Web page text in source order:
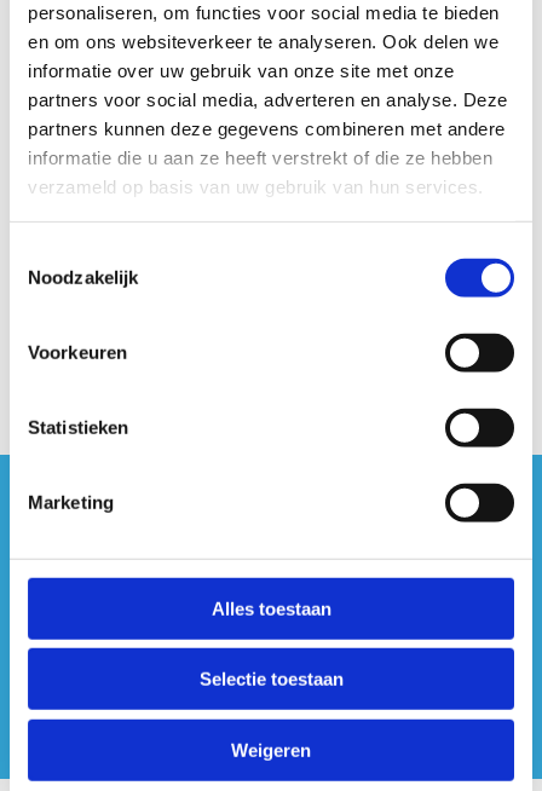
personaliseren, om functies voor social media te bieden
en om ons websiteverkeer te analyseren. Ook delen we
informatie over uw gebruik van onze site met onze
partners voor social media, adverteren en analyse. Deze
partners kunnen deze gegevens combineren met andere
informatie die u aan ze heeft verstrekt of die ze hebben
verzameld op basis van uw gebruik van hun services.
Noodzakelijk
Voorkeuren
Statistieken
Marketing
Alles toestaan
Selectie toestaan
Weigeren
Beschrijving van de route
Finse piste Hasselt Kermt Ten Hove
Startplaatsen
Ten Hove 5 3510 Hasselt
#sportersbelevenmeer
ook op sociale media